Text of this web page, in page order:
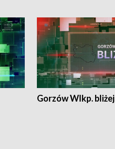
Gorzów Wlkp. bliżej